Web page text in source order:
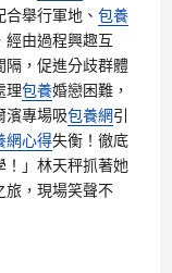
舉行軍地、 包養
經由過程興趣互
隔，促進分歧群體
理包養婚戀困難，
濱專場吸包養網引
網心得失衡！徹底
！」林天秤抓著她
旅，現場笑聲不